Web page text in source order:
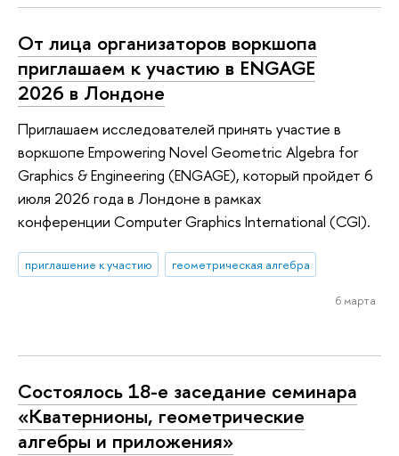
От лица организаторов воркшопа
приглашаем к участию в ENGAGE
2026 в Лондоне
Приглашаем исследователей принять участие в
воркшопе Empowering Novel Geometric Algebra for
Graphics & Engineering (ENGAGE), который пройдет 6
июля 2026 года в Лондоне в рамках
конференции Computer Graphics International (CGI).
приглашение к участию геометрическая алгебра
6 марта
Состоялось 18-е заседание семинара
«Кватернионы, геометрические
алгебры и приложения»